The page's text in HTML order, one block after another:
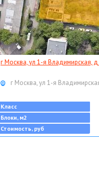
г Москва, ул 1-я Владимирская, д
г Москва, ул 1-я
Класс
Блоки, м2
Стоимость, руб